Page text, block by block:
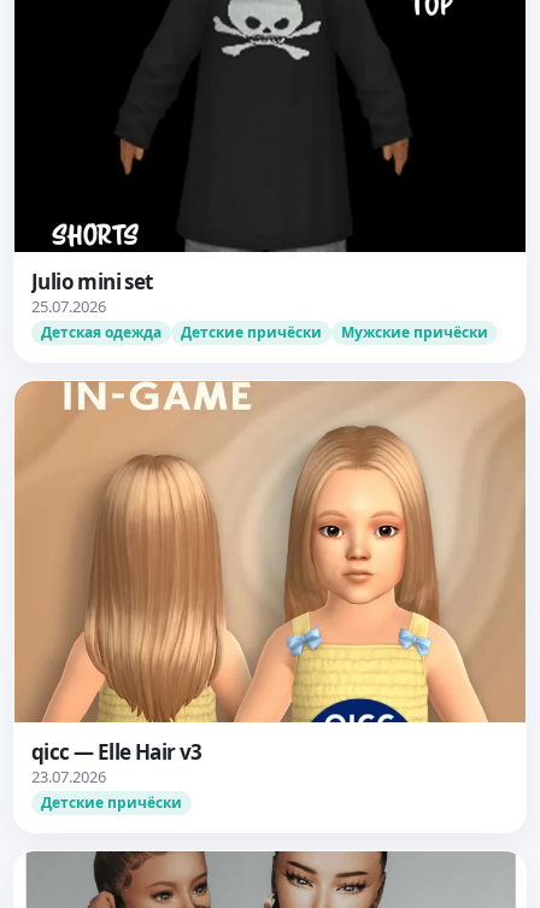
Julio mini set
25.07.2026
Детская одежда Детские причёски Мужские причёски
qicc — Elle Hair v3
23.07.2026
Детские причёски